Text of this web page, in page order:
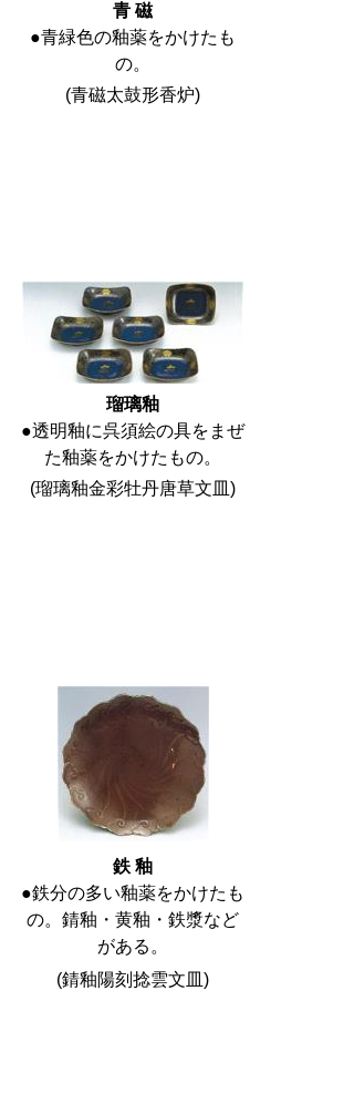
青 磁
●青緑色の釉薬をかけたも
の。
(青磁太鼓形香炉)
瑠璃釉
●透明釉に呉須絵の具をまぜ
た釉薬をかけたもの。
(瑠璃釉金彩牡丹唐草文皿)
鉄 釉
●鉄分の多い釉薬をかけたも
の。錆釉・黄釉・鉄漿など
がある。
(錆釉陽刻捻雲文皿)